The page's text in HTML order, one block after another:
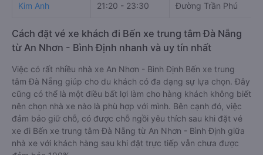
Kim Anh 21:20 - 23:30 Đường Trần Phú
Cách đặt vé xe khách đi Bến xe trung tâm Đà Nẵng
từ An Nhơn - Bình Định nhanh và uy tín nhất
Việc có rất nhiều nhà xe An Nhơn - Bình Định Bến xe trung
tâm Đà Nẵng giúp cho du khách có đa dạng sự lựa chọn. Đây
cũng có thể là một điều bất lợi làm cho hàng khách không biết
nên chọn nhà xe nào là phù hợp với mình. Bên cạnh đó, việc
đảm bảo giữ chỗ, có được chỗ ngồi yêu thích sau khi đặt vé
xe đi Bến xe trung tâm Đà Nẵng từ An Nhơn - Bình Định giữa
nhà xe với khách hàng sau khi đặt trực tiếp vẫn chưa được